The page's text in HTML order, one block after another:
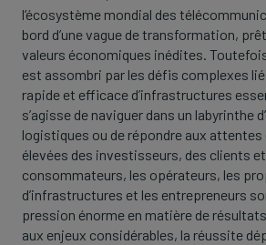
l’écosystème mondial des
bord d’une vague de transformation,
valeurs économiques inédites.
est assombri par les défis complexes
rapide et efficace d’infrastructures
s’agisse de naviguer dans un labyrinthe
logistiques ou de répondre aux attentes
élevées des investisseurs, des clients
consommateurs, les opérateurs, les
d’infrastructures et les entrepreneurs
pression énorme en matière de
aux enjeux considérables, la réussite